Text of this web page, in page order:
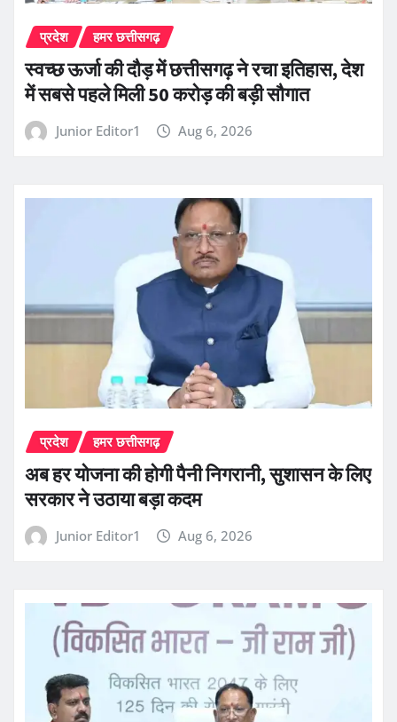
प्रदेश हमर छत्तीसगढ़
स्वच्छ ऊर्जा की दौड़ में छत्तीसगढ़ ने रचा इतिहास, देश
में सबसे पहले मिली 50 करोड़ की बड़ी सौगात
Junior Editor1 Aug 6, 2026
प्रदेश हमर छत्तीसगढ़
अब हर योजना की होगी पैनी निगरानी, सुशासन के लिए
सरकार ने उठाया बड़ा कदम
Junior Editor1 Aug 6, 2026